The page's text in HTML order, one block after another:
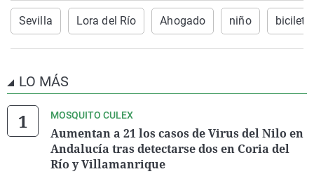
Sevilla Lora del Río Ahogado niño bicileta
LO MÁS
MOSQUITO CULEX
Aumentan a 21 los casos de Virus del Nilo en
Andalucía tras detectarse dos en Coria del
Río y Villamanrique